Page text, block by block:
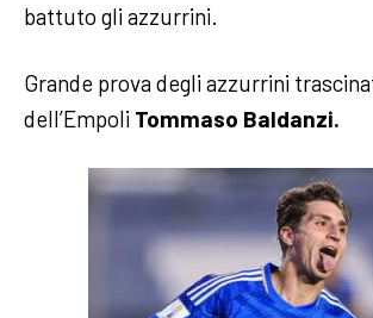
battuto gli azzurrini.
Grande prova degli azzurrini
dell’Empoli Tommaso Baldanzi.